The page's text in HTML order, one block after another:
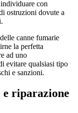
con
ostruzioni dovute a
canne fumarie
la perfetta
ad uno
evitare qualsiasi tipo
e sanzioni.
riparazione